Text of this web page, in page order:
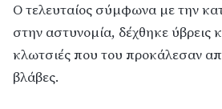
Ο τελευταίος σύμφωνα με την
στην αστυνομία, δέχθηκε ύβρεις
κλωτσιές που του προκάλεσαν
βλάβες.